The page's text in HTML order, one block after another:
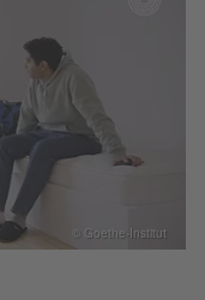
© Goethe-Institut